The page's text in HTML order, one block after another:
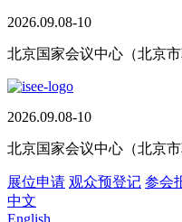
2026.09.08-10
北京国家会议中心（北京市
2026.09.08-10
北京国家会议中心（北京市
展位申请 观众预登记 参会
中文
English